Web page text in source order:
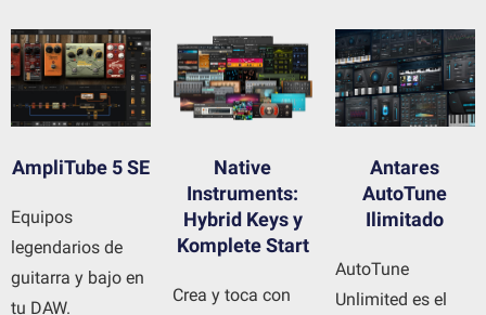
AmpliTube 5 SE
Equipos
legendarios de
guitarra y bajo en
tu DAW.
Native
Instruments:
Hybrid Keys y
Komplete Start
Crea y toca con
Antares
AutoTune
Ilimitado
AutoTune
Unlimited es el